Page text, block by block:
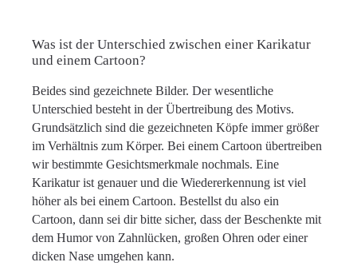
Was ist der Unterschied zwischen einer Karikatur
und einem Cartoon?
Beides sind gezeichnete Bilder. Der wesentliche
Unterschied besteht in der Übertreibung des Motivs.
Grundsätzlich sind die gezeichneten Köpfe immer größer
im Verhältnis zum Körper. Bei einem Cartoon übertreiben
wir bestimmte Gesichtsmerkmale nochmals. Eine
Karikatur ist genauer und die Wiedererkennung ist viel
höher als bei einem Cartoon. Bestellst du also ein
Cartoon, dann sei dir bitte sicher, dass der Beschenkte mit
dem Humor von Zahnlücken, großen Ohren oder einer
dicken Nase umgehen kann.